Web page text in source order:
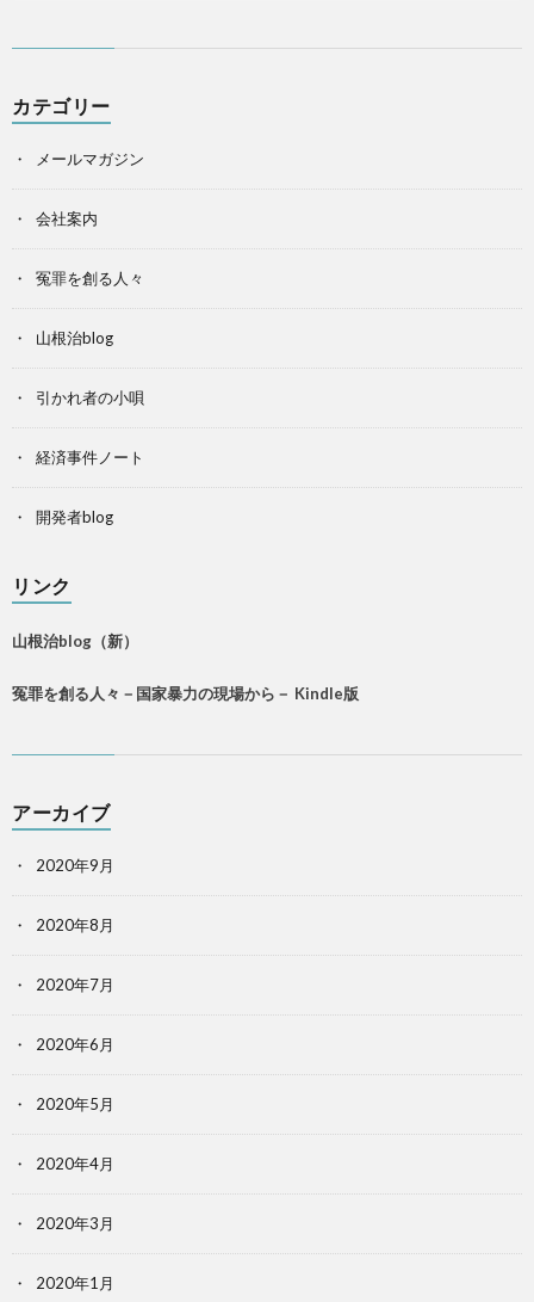
カテゴリー
メールマガジン
会社案内
冤罪を創る人々
山根治blog
引かれ者の小唄
経済事件ノート
開発者blog
リンク
山根治blog（新）
冤罪を創る人々－国家暴力の現場から－ Kindle版
アーカイブ
2020年9月
2020年8月
2020年7月
2020年6月
2020年5月
2020年4月
2020年3月
2020年1月